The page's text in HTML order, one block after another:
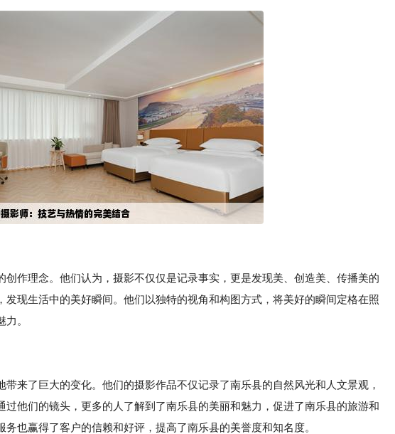
作理念。他们认为，摄影不仅仅是记录事实，更是发现美、创造美、传播美的
现生活中的美好瞬间。他们以独特的视角和构图方式，将美好的瞬间定格在照
。
来了巨大的变化。他们的摄影作品不仅记录了南乐县的自然风光和人文景观，
他们的镜头，更多的人了解到了南乐县的美丽和魅力，促进了南乐县的旅游和
也赢得了客户的信赖和好评，提高了南乐县的美誉度和知名度。